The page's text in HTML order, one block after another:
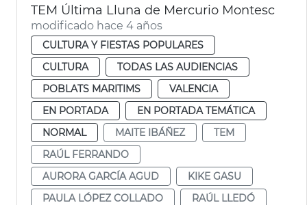
TEM Última Lluna de Mercurio Montesc
modificado hace 4 años
CULTURA Y FIESTAS POPULARES
CULTURA
TODAS LAS AUDIENCIAS
POBLATS MARITIMS
VALENCIA
EN PORTADA
EN PORTADA TEMÁTICA
NORMAL
MAITE IBÁÑEZ
TEM
RAÚL FERRANDO
AURORA GARCÍA AGUD
KIKE GASU
PAULA LÓPEZ COLLADO
RAÚL LLEDÓ